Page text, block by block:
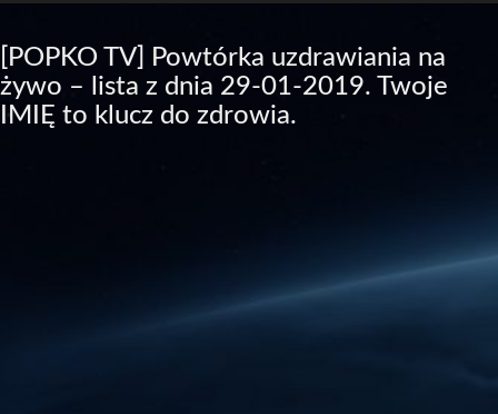
[POPKO TV] Powtórka uzdrawiania na
żywo – lista z dnia 29-01-2019. Twoje
IMIĘ to klucz do zdrowia.